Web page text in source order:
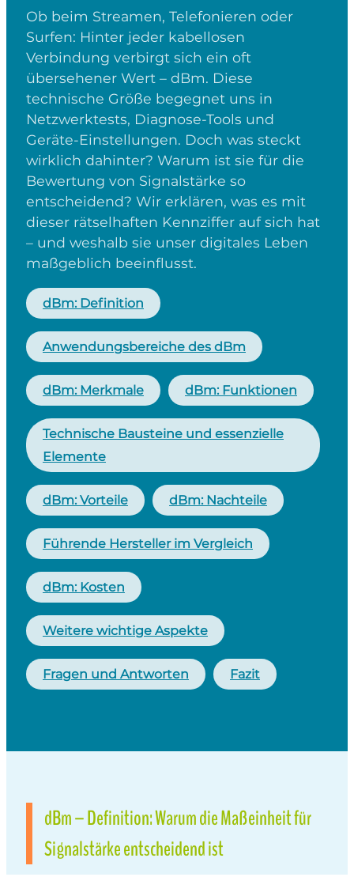
Ob beim Streamen, Telefonieren oder
Surfen: Hinter jeder kabellosen
Verbindung verbirgt sich ein oft
übersehener Wert – dBm. Diese
technische Größe begegnet uns in
Netzwerktests, Diagnose-Tools und
Geräte-Einstellungen. Doch was steckt
wirklich dahinter? Warum ist sie für die
Bewertung von Signalstärke so
entscheidend? Wir erklären, was es mit
dieser rätselhaften Kennziffer auf sich hat
– und weshalb sie unser digitales Leben
maßgeblich beeinflusst.
dBm: Definition
Anwendungsbereiche des dBm
dBm: Merkmale dBm: Funktionen
Technische Bausteine und essenzielle
Elemente
dBm: Vorteile dBm: Nachteile
Führende Hersteller im Vergleich
dBm: Kosten
Weitere wichtige Aspekte
Fragen und Antworten Fazit
dBm – Definition: Warum die Maßeinheit für
Signalstärke entscheidend ist